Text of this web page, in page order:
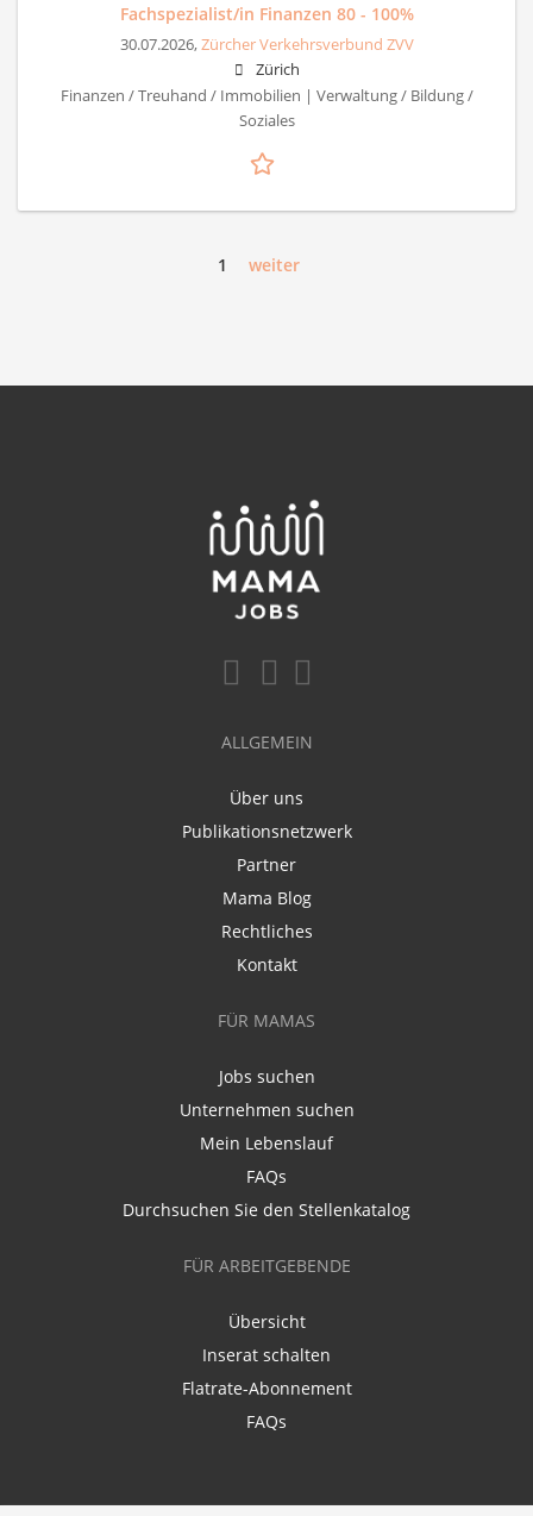
Fachspezialist/in Finanzen 80 - 100%
30.07.2026,Zürcher Verkehrsverbund ZVV
Zürich
Finanzen / Treuhand / Immobilien | Verwaltung / Bildung /
Soziales
1 weiter
ALLGEMEIN
Über uns
Publikationsnetzwerk
Partner
Mama Blog
Rechtliches
Kontakt
FÜR MAMAS
Jobs suchen
Unternehmen suchen
Mein Lebenslauf
FAQs
Durchsuchen Sie den Stellenkatalog
FÜR ARBEITGEBENDE
Übersicht
Inserat schalten
Flatrate-Abonnement
FAQs